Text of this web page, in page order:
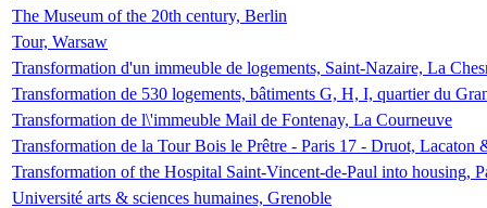
The Museum of the 20th century, Berlin
Tour, Warsaw
Transformation d'un immeuble de logements, Saint-Nazaire, La
Transformation de 530 logements, bâtiments G, H, I, quartier du
Transformation de l\'immeuble Mail de Fontenay, La Courneuve
Transformation de la Tour Bois le Prêtre - Paris 17 - Druot, Lacaton
Transformation of the Hospital Saint-Vincent-de-Paul into housing,
Université arts & sciences humaines, Grenoble